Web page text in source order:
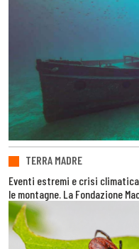
TERRA MADRE
Eventi estremi e crisi
le montagne. La Fondazione